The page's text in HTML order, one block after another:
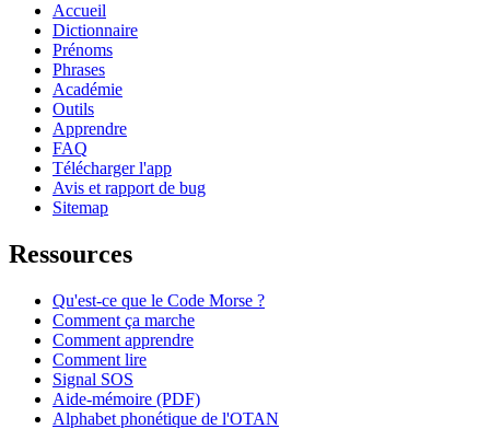
Accueil
Dictionnaire
Prénoms
Phrases
Académie
Outils
Apprendre
FAQ
Télécharger l'app
Avis et rapport de bug
Sitemap
Ressources
Qu'est-ce que le Code Morse ?
Comment ça marche
Comment apprendre
Comment lire
Signal SOS
Aide-mémoire (PDF)
Alphabet phonétique de l'OTAN